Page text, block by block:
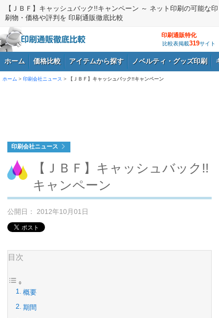
【ＪＢＦ】キャッシュバック!!キャンペーン ～ ネット印刷の可能な印
刷物・価格や評判を 印刷通販徹底比較
印刷通販特化
比較表掲載319サイト
ホーム 価格比較 アイテムから探す ノベルティ・グッズ印刷
ホーム > 印刷会社ニュース > 【ＪＢＦ】キャッシュバック!!キャンペーン
印刷会社ニュース
【ＪＢＦ】キャッシュバック!!
キャンペーン
公開日： 2012年10月01日
目次
概要
期間